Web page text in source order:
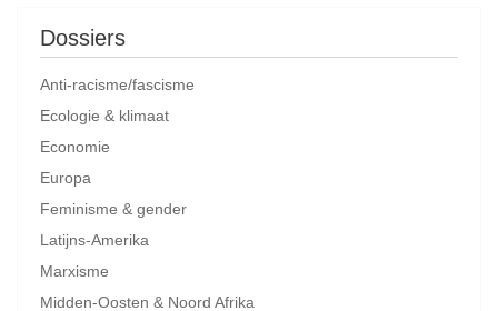
Dossiers
Anti-racisme/fascisme
Ecologie & klimaat
Economie
Europa
Feminisme & gender
Latijns-Amerika
Marxisme
Midden-Oosten & Noord Afrika